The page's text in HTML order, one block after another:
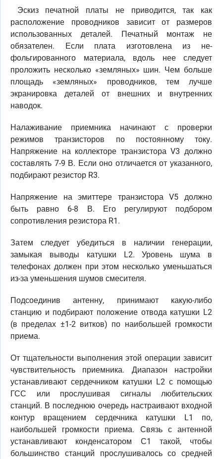
Эскиз печатной платы не приводится, так как
расположение проводников зависит от размеров
использованных деталей. Печатный монтаж не
обязателен. Если плата изготовлена из не-
фольгированного материала, вдоль нее следует
проложить несколько «земляных» шин. Чем больше
площадь «земляных» проводников, тем лучше
экранировка деталей от внешних и внутренних
наводок.
Налаживание приемника начинают с проверки
режимов транзисторов по постоянному току.
Напряжение на коллекторе транзистора V3 должно
составлять 7-9 В. Если оно отличается от указанного,
подбирают резистор R3.
Напряжение на эмиттере транзистора V5 должно
быть равно 6-8 В. Его регулируют подбором
сопротивления резистора R1.
Затем следует убедиться в наличии генерации,
замыкая выводы катушки L2. Уровень шума в
телефонах должен при этом несколько уменьшаться
из-за уменьшения шумов смесителя.
Подсоединив антенну, принимают какую-либо
станцию и подбирают положение отвода катушки L2
(в пределах ±1-2 витков) по наибольшей громкости
приема.
От тщательности выполнения этой операции зависит
чувствительность приемника. Диапазон настройки
устанавливают сердечником катушки L2 с помощью
ГСС или прослушивая сигналы любительских
станций. В последнюю очередь настраивают входной
контур вращением сердечника катушки L1 по,
наибольшей громкости приема. Связь с антенной
устанавливают конденсатором С1 такой, чтобы
большинство станций прослушивалось со средней